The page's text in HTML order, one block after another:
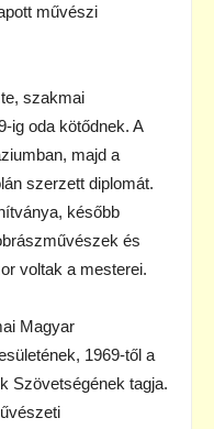
művészi
szakmai
ig oda kötődnek. A
majd a
szerzett diplomát.
később
és
voltak a mesterei.
Magyar
1969-től a
Szövetségének tagja.